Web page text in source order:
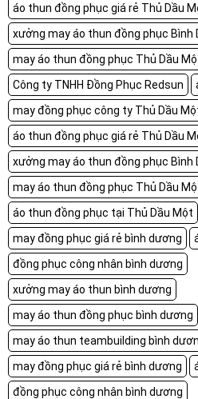
áo thun đồng phục giá rẻ Thủ Dầu
xưởng may áo thun đồng phục Bình
may áo thun đồng phục Thủ Dầu
Công ty TNHH Đồng Phục Redsun
may đồng phục công ty Thủ Dầu
áo thun đồng phục giá rẻ Thủ Dầu
xưởng may áo thun đồng phục Bình
may áo thun đồng phục Thủ Dầu
áo thun đồng phục tại Thủ Dầu Một
may đồng phục giá rẻ bình dương
đồng phục công nhân bình dương
xưởng may áo thun bình dương
may áo thun đồng phục bình dương
may áo thun teambuilding bình
may đồng phục giá rẻ bình dương
đồng phục công nhân bình dương